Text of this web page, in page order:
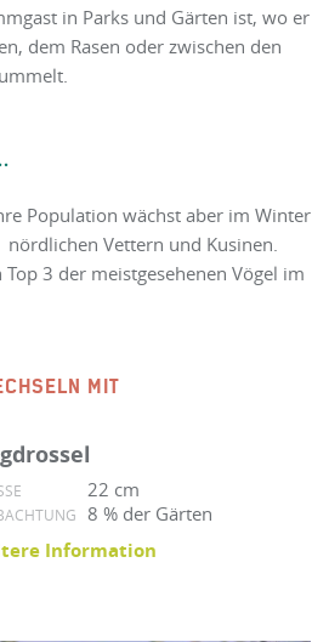
in Parks und Gärten ist, wo er
dem Rasen oder zwischen den
Population wächst aber im Winter
Vettern und Kusinen.
3 der meistgesehenen Vögel im
MIT
22 cm
8 % der Gärten
Information